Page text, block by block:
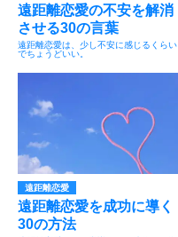
遠距離恋愛の不安を解消
させる30の言葉
遠距離恋愛は、少し不安に感じるくらい
でちょうどいい。
遠距離恋愛
遠距離恋愛を成功に導く
30の方法